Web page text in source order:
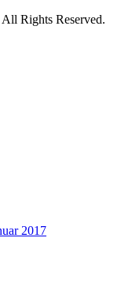
All Rights Reserved.
2017